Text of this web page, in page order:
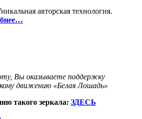
авторская технология.
Вы оказываете поддержку
движению «Белая Лошадь»
такого зеркала: ЗДЕСЬ